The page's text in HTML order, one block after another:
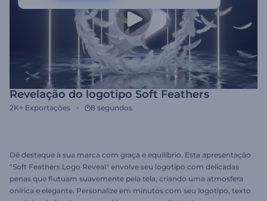
Revelação do logotipo Soft Feathers
2K+ Exportações 8 segundos
Dê destaque à sua marca com graça e equilíbrio. Esta apresentação
"Soft Feathers Logo Reveal" envolve seu logotipo com delicadas
penas que flutuam suavemente pela tela, criando uma atmosfera
onírica e elegante. Personalize em minutos com seu logotipo, texto